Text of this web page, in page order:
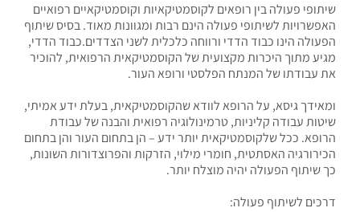
שיתופי פעולה בין רופאים לקוסמטיקאיות וקוסמטיקאיים רפואיים
האפשרויות לשיתופי פעולה הינם רבות ומגוונות מאוד. בסיס שיתוף
הפעולה הינו כבוד הדדי ורווחה כלכלית לשני הצדדים.כבוד הדדי,
מגיע מתוך היכרות מקצועית של הקוסמטיקאית הרפואית, להוכיר
את עבודתו של המנתח הפלסטי ורופא העור.
ומאידך גיסא, על הרופא לוודא שהקוסמטיקאית, בעלת ידע אמיתי,
שיטות עבודה קליניות, טרמינולוגיה רפואית והבנה של עבודת
הרופא. ככל שלקוסמטיקאית יותר ידע – הן בתחום העור והן בתחום
הכירורגיה האסתטית, חומרי מילוי, הזרקות והפרוצדורות השונות,
כך שיתוף הפעולה יהיה מוצלח יותר.
דרכים לשיתוף פעולה: